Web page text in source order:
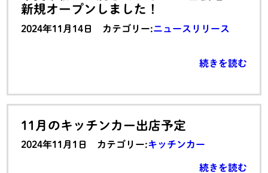
新規オープンしました！
2024年11月14日 カテゴリー:ニュースリリース
続きを読む
11月のキッチンカー出店予定
2024年11月1日 カテゴリー:キッチンカー
続きを読む